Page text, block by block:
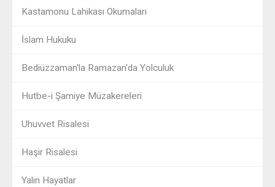
Kastamonu Lahikası Okumaları
İslam Hukuku
Bediüzzaman'la Ramazan'da Yolculuk
Hutbe-i Şamiye Müzakereleri
Uhuvvet Risalesi
Haşir Risalesi
Yalın Hayatlar